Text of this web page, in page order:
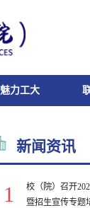
魅力工大
新闻资讯
1
校（院）召开
暨招生宣传专题